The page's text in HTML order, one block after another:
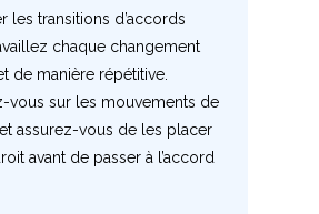
les transitions d’accords
chaque changement
de manière répétitive.
vous sur les mouvements de
assurez-vous de les placer
avant de passer à l’accord
T
U
V
W